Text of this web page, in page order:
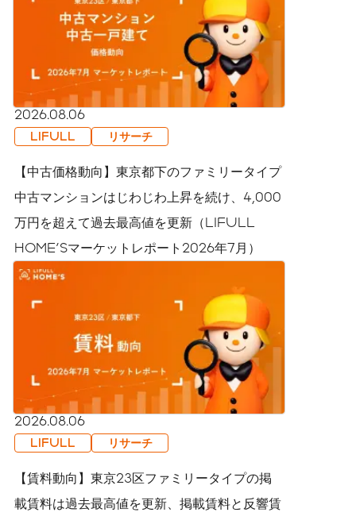
2026.08.06
LIFULL リサーチ
【中古価格動向】東京都下のファミリータイプ
中古マンションはじわじわ上昇を続け、4,000
万円を超えて過去最高値を更新（LIFULL
HOME'Sマーケットレポート2026年7月）
2026.08.06
LIFULL リサーチ
【賃料動向】東京23区ファミリータイプの掲
載賃料は過去最高値を更新、掲載賃料と反響賃